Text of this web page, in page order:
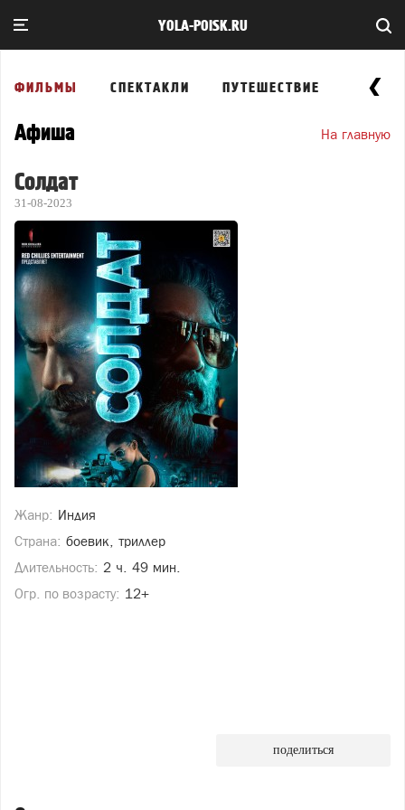
YOLA-POISK.RU
ФИЛЬМЫ СПЕКТАКЛИ ПУТЕШЕСТВИЕ
Афиша На главную
Солдат
31-08-2023
Жанр: Индия
Страна: боевик, триллер
Длительность: 2 ч. 49 мин.
Огр. по возрасту: 12+
поделиться